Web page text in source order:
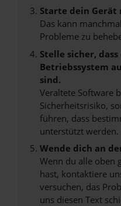
Starte dein Gerät
Das kann
Probleme zu
Stelle sicher,
Betriebssystem
sind.
Veraltete Software
Sicherheitsrisiko,
führen, dass
unterstützt werden.
Wende dich an
Wenn du alle oben
hast, kontaktiere
versuchen, das
uns diesen Text